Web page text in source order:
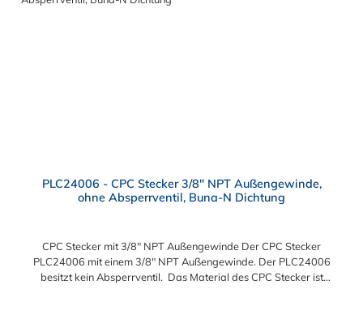
PLC24006 - CPC Stecker 3/8" NPT Außengewinde,
ohne Absperrventil, Buna-N Dichtung
CPC Stecker mit 3/8" NPT Außengewinde Der CPC Stecker
PLC24006 mit einem 3/8" NPT Außengewinde. Der PLC24006
besitzt kein Absperrventil. Das Material des CPC Stecker ist